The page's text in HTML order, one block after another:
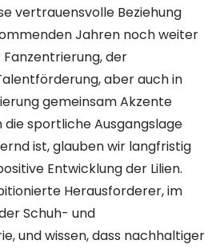
vertrauensvolle Beziehung
Jahren noch weiter
der
aber auch in
gemeinsam Akzente
die sportliche Ausgangslage
ist, glauben wir langfristig
Entwicklung der Lilien.
Herausforderer, im
Schuh- und
und wissen, dass nachhaltiger